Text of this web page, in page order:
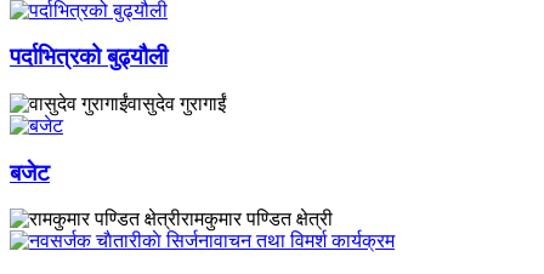
पर्दाभित्रको बुढ्यौली
वासुदेव गुरागाईं
बजेट
रामकुमार पण्डित क्षेत्री